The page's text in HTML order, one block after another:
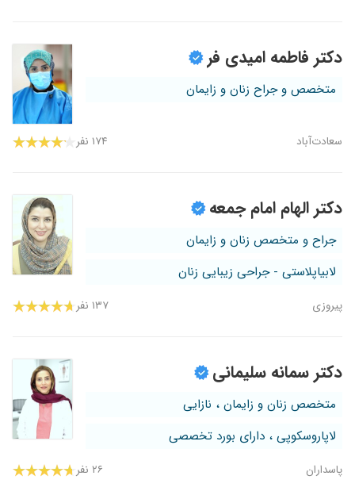
دکتر فاطمه امیدی فر
متخصص و جراح زنان و زایمان
سعادت‌آباد ۱۷۴ نفر
دکتر الهام امام جمعه
جراح و متخصص زنان و زایمان
لابیاپلاستی - جراحی زیبایی زنان
پیروزی ۱۳۷ نفر
دکتر سمانه سلیمانی
متخصص زنان و زایمان ، نازایی
لاپاروسکوپی ، دارای بورد تخصصی
پاسداران ۲۶ نفر